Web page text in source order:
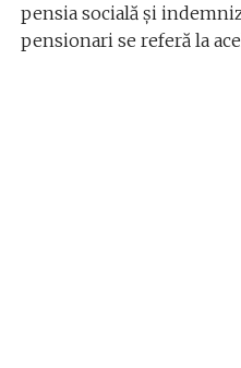
pensia socială și
pensionari se referă la